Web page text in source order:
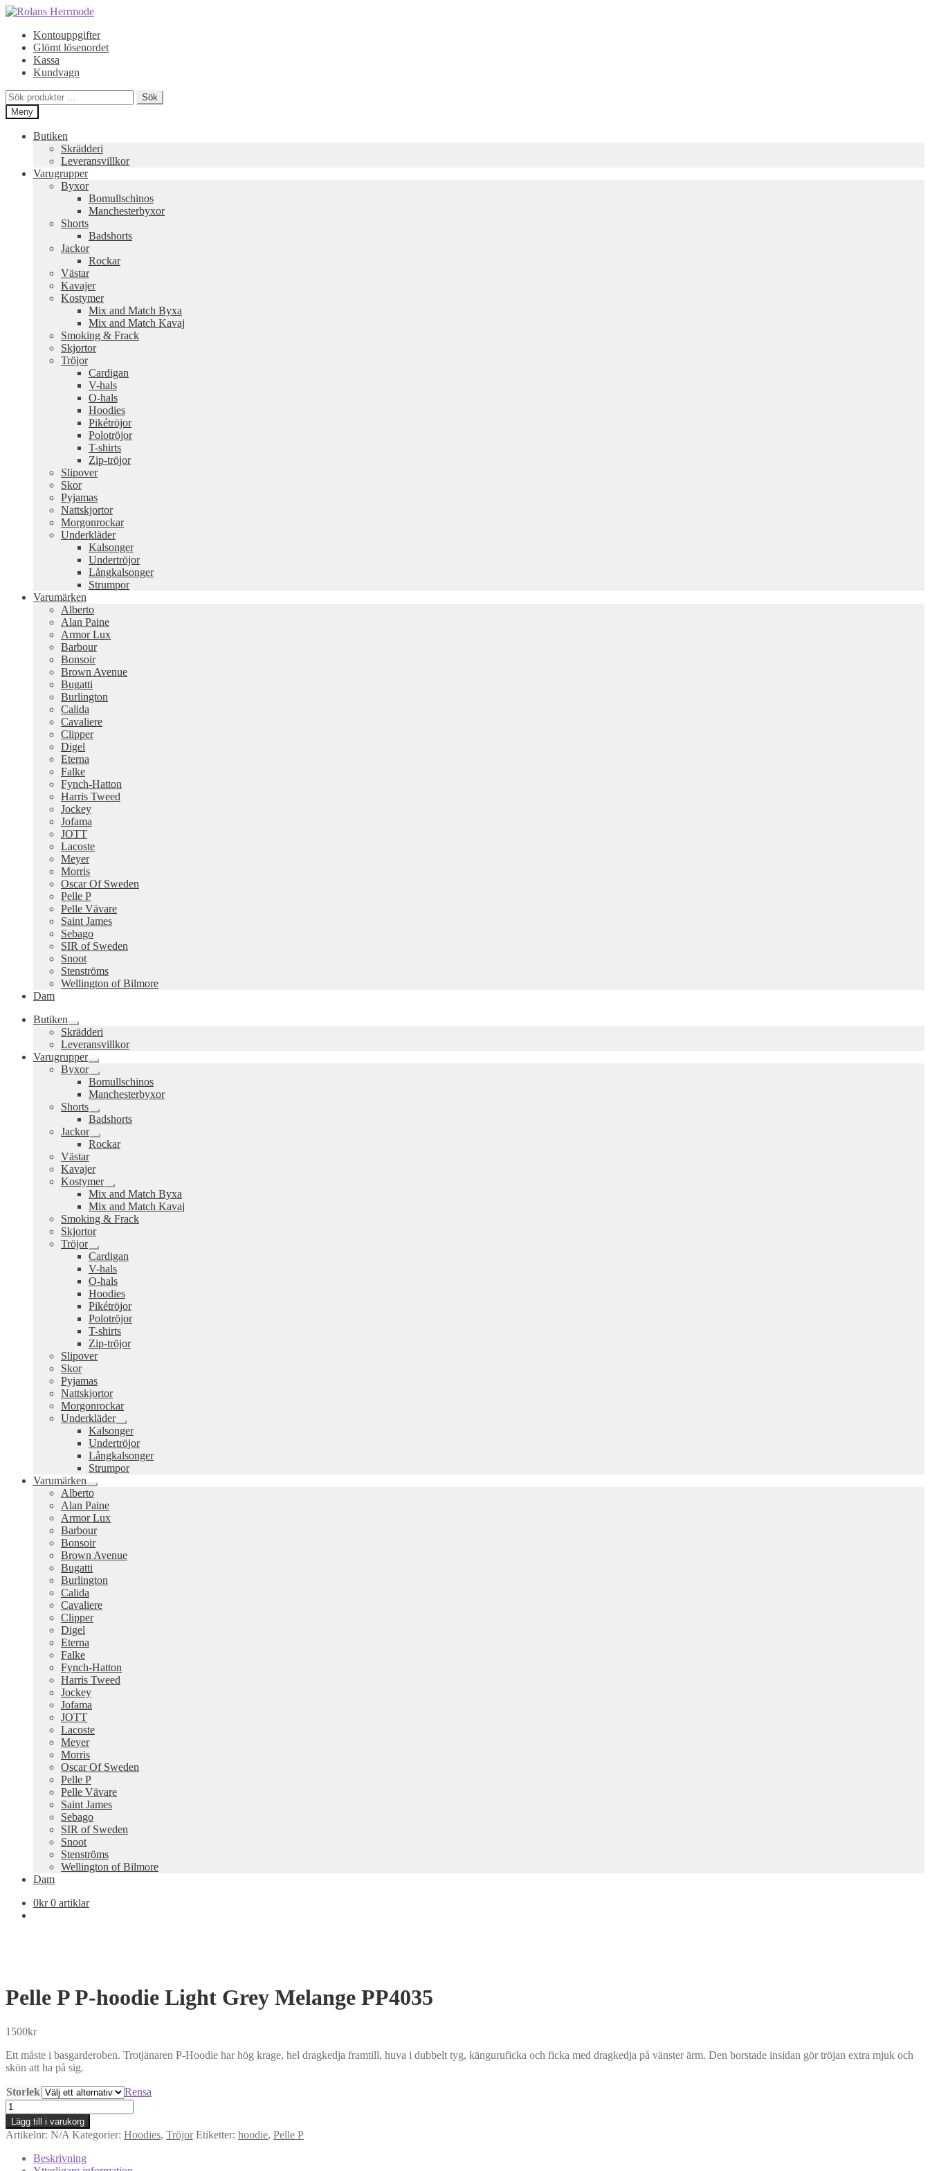
Hoppa
navigering
Hoppa
innehållKontouppgifter
Glömt lösenordet
Kassa
Kundvagn
Sök
efter:
Sök
Meny
Butiken
Skrädderi
Leveransvillkor
Varugrupper
Byxor
Bomullschinos
Manchesterbyxor
Shorts
Badshorts
Jackor
Rockar
Västar
Kavajer
Kostymer
Mix and Match Byxa
Mix and Match Kavaj
Smoking & Frack
Skjortor
Tröjor
Cardigan
V-hals
O-hals
Hoodies
Pikétröjor
Polotröjor
T-shirts
Zip-tröjor
Slipover
Skor
Pyjamas
Nattskjortor
Morgonrockar
Underkläder
Kalsonger
Undertröjor
Långkalsonger
Strumpor
Varumärken
Alberto
Alan Paine
Armor Lux
Barbour
Bonsoir
Brown Avenue
Bugatti
Burlington
Calida
Cavaliere
Clipper
Digel
Eterna
Falke
Fynch-Hatton
Harris Tweed
Jockey
Jofama
JOTT
Lacoste
Meyer
Morris
Oscar Of Sweden
Pelle P
Pelle Vävare
Saint James
Sebago
SIR of Sweden
Snoot
Stenströms
Wellington of Bilmore
Dam
Butiken
Expandera
undermeny
Skrädderi
Leveransvillkor
Varugrupper
Expandera
undermeny
Byxor
Expandera
undermeny
Bomullschinos
Manchesterbyxor
Shorts
Expandera
undermeny
Badshorts
Jackor
Expandera
undermeny
Rockar
Västar
Kavajer
Kostymer
Expandera
undermeny
Mix and Match Byxa
Mix and Match Kavaj
Smoking & Frack
Skjortor
Tröjor
Expandera
undermeny
Cardigan
V-hals
O-hals
Hoodies
Pikétröjor
Polotröjor
T-shirts
Zip-tröjor
Slipover
Skor
Pyjamas
Nattskjortor
Morgonrockar
Underkläder
Expandera
undermeny
Kalsonger
Undertröjor
Långkalsonger
Strumpor
Varumärken
Expandera
undermeny
Alberto
Alan Paine
Armor Lux
Barbour
Bonsoir
Brown Avenue
Bugatti
Burlington
Calida
Cavaliere
Clipper
Digel
Eterna
Falke
Fynch-Hatton
Harris Tweed
Jockey
Jofama
JOTT
Lacoste
Meyer
Morris
Oscar Of Sweden
Pelle P
Pelle Vävare
Saint James
Sebago
SIR of Sweden
Snoot
Stenströms
Wellington of Bilmore
Dam
0kr 0 artiklar
Pelle P P-hoodie Light Grey Melange PP4035
1500kr
Ett måste i basgarderoben. Trotjänaren P-Hoodie har hög krage, hel dragkedja framtill, huva i dubbelt tyg, känguruficka och ficka med dragkedja på vänster ärm. Den borstade insidan gör tröjan extra mjuk och
skön att ha på sig.
Storlek
Rensa
Pelle
P
P-
hoodie
Light
Grey
Lägg till i varukorg
Artikelnr: N/A Kategorier: Hoodies, Tröjor Etiketter: hoodie, Pelle P
Beskrivning